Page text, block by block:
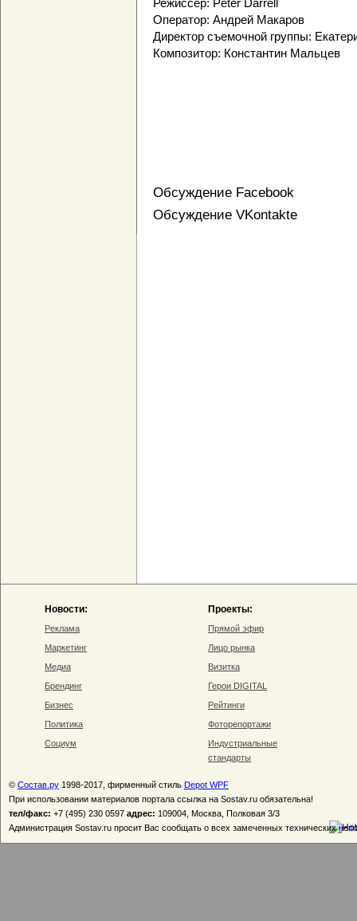
Режиссер: Peter Darrell
Оператор: Андрей Макаров
Директор съемочной группы:
Композитор: Константин Мальцев
Обсуждение Facebook
Обсуждение VKontakte
Новости:
Реклама
Маркетинг
Медиа
Брендинг
Бизнес
Политика
Социум
Проекты:
Прямой эфир
Лицо рынка
Визитка
Герои DIGITAL
Рейтинги
Фоторепортажи
Индустриальные
стандарты
© Состав.ру 1998-2017, фирменный стиль Depot WPF
При использовании материалов портала ссылка на Sostav.ru обязательна!
тел/факс: +7 (495) 230 0597 адрес: 109004, Москва, Полковая 3/3
Администрация Sostav.ru просит Вас сообщать о всех замеченных технических